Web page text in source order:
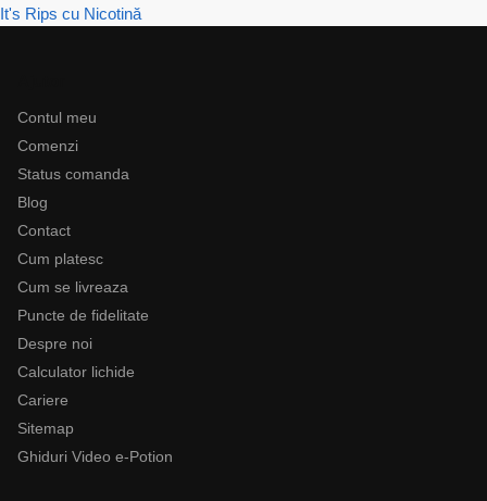
It's Rips cu Nicotină
Contul meu
Comenzi
Status comanda
Blog
Contact
Cum platesc
Cum se livreaza
Puncte de fidelitate
Despre noi
Calculator lichide
Cariere
Sitemap
Ghiduri Video e-Potion